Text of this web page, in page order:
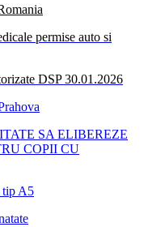
permise auto si
DSP 30.01.2026
SA ELIBEREZE
COPII CU
tip A5